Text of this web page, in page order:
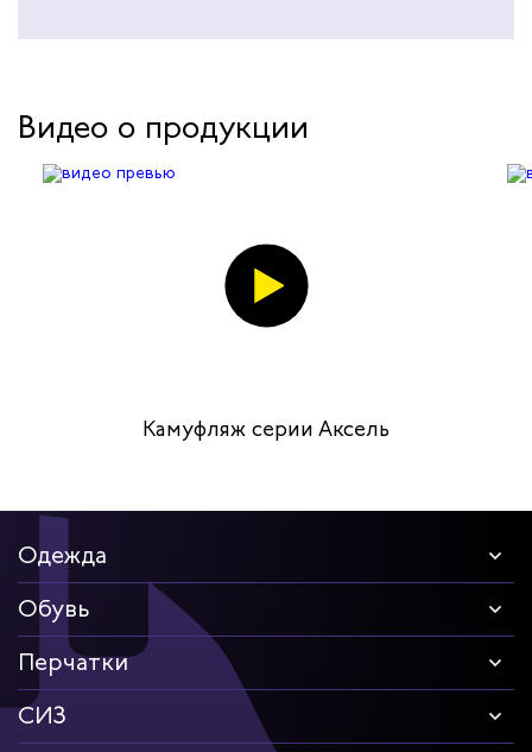
Видео о продукции
Камуфляж серии Аксель
Одежда
Обувь
Перчатки
СИЗ